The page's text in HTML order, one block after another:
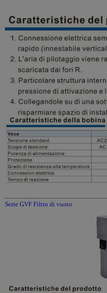
Serie GVF Filtro di vuoto